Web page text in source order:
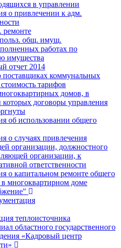
в управлении
о привлечении к адм.
ремонте
общ. имущ.
работах по
имущества
отчет 2014
поставщиках коммунальных
тарифов
домов, в
договоры управления
об использовании общего
о случаях привлечения
организации, должностного
организации, к
ответственности
о капитальном ремонте общего
многоквартирном доме
теплоисточника
областного государственного
«Кадровый центр